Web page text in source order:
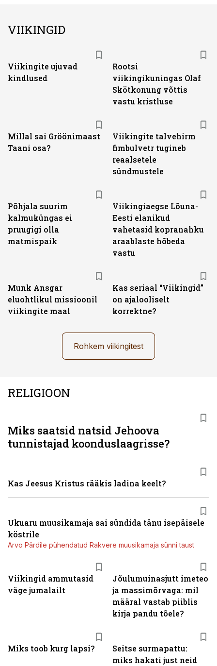
VIIKINGID
Viikingite ujuvad
kindlused
Rootsi
viikingikuningas Olaf
Skötkonung võttis
vastu kristluse
Millal sai Gröönimaast
Taani osa?
Viikingite talvehirm
fimbulvetr tugineb
reaalsetele
sündmustele
Põhjala suurim
kalmuküngas ei
pruugigi olla
matmispaik
Viikingiaegse Lõuna-
Eesti elanikud
vahetasid kopranahku
araablaste hõbeda
vastu
Munk Ansgar
eluohtlikul missioonil
viikingite maal
Kas seriaal “Viikingid”
on ajalooliselt
korrektne?
Rohkem viikingitest
RELIGIOON
Viikingid ammutasid
väge jumalailt
Jõulumuinasjutt imeteo
ja massimõrvaga: mil
määral vastab piiblis
kirja pandu tõele?
Miks toob kurg lapsi?
Seitse surmapattu:
miks hakati just neid
Miks saatsid natsid Jehoova
tunnistajad koonduslaagrisse?
Kas Jeesus Kristus rääkis ladina keelt?
Ukuaru muusikamaja sai sündida tänu isepäisele
köstrile
Arvo Pärdile pühendatud Rakvere muusikamaja sünni taust